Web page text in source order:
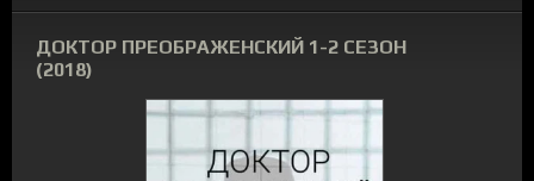
ДОКТОР ПРЕОБРАЖЕНСКИЙ 1-2 СЕЗОН
(2018)